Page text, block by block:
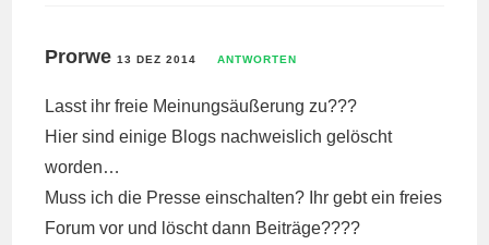
Prorwe13 DEZ 2014 ANTWORTEN
Lasst ihr freie Meinungsäußerung zu???
Hier sind einige Blogs nachweislich gelöscht
worden…
Muss ich die Presse einschalten? Ihr gebt ein freies
Forum vor und löscht dann Beiträge????